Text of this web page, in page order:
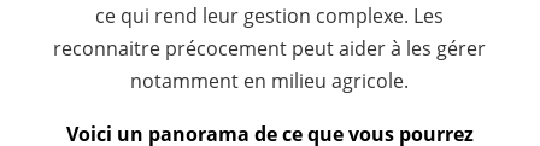
ce qui rend leur gestion complexe. Les
reconnaitre précocement peut aider à les gérer
notamment en milieu agricole.
Voici un panorama de ce que vous pourrez